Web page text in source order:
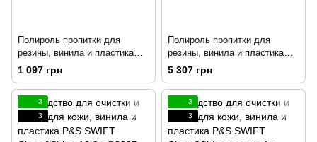
Полироль пропитки для
резины, винила и пластика
YumCars Dress V2 500мл
1 097 грн
Полироль пропитки для
резины, винила и пластика
YumCars Dress V2 5л
5 307 грн
3
3
3
3